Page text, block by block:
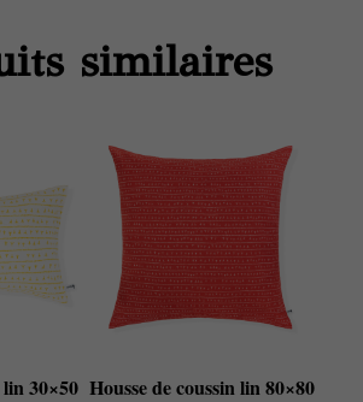
similaires
lin 30×50 Housse de coussin lin 80×80